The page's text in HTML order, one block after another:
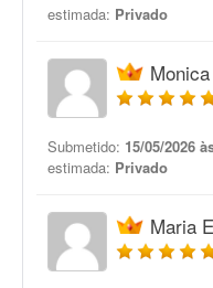
estimada: Privado
Monica
Submetido: 15/05/2026
estimada: Privado
Maria